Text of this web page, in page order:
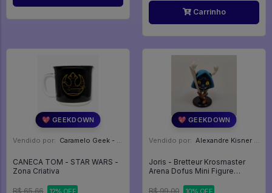
Carrinho
💖 GEEKDOWN
Vendido por: Caramelo Geek - DF
CANECA TOM - STAR WARS -
Zona Criativa
R$ 65,66 12% OFF
💖 GEEKDOWN
Vendido por: Alexandre Kisner - PR
Joris - Bretteur Krosmaster
Arena Dofus Mini Figure
Krosmaster Arena Dofus
R$ 99,00 10% OFF